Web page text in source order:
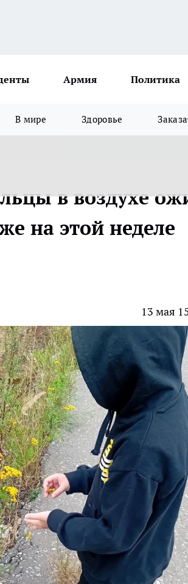
Армия Политика
В мире Здоровье
в воздухе
на этой неделе
13 мая